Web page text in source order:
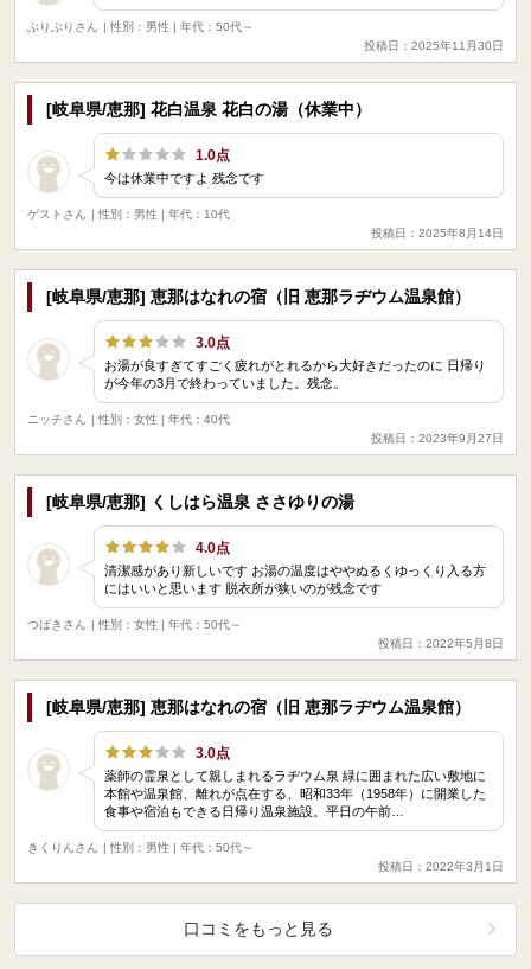
ぶりぶりさん
| 性別：男性 | 年代：50代～
投稿日：2025年11月30日
[岐阜県/恵那] 花白温泉 花白の湯（休業中）
1.0点
今は休業中ですよ 残念です
ゲストさん
| 性別：男性 | 年代：10代
投稿日：2025年8月14日
[岐阜県/恵那] 恵那はなれの宿（旧 恵那ラヂウム温泉館）
3.0点
お湯が良すぎてすごく疲れがとれるから大好きだったのに 日帰り
が今年の3月で終わっていました。残念。
ニッチさん
| 性別：女性 | 年代：40代
投稿日：2023年9月27日
[岐阜県/恵那] くしはら温泉 ささゆりの湯
4.0点
清潔感があり新しいです お湯の温度はややぬるくゆっくり入る方
にはいいと思います 脱衣所が狭いのが残念です
つばきさん
| 性別：女性 | 年代：50代～
投稿日：2022年5月8日
[岐阜県/恵那] 恵那はなれの宿（旧 恵那ラヂウム温泉館）
3.0点
薬師の霊泉として親しまれるラヂウム泉 緑に囲まれた広い敷地に
本館や温泉館、離れが点在する、昭和33年（1958年）に開業した
食事や宿泊もできる日帰り温泉施設。平日の午前…
きくりんさん
| 性別：男性 | 年代：50代～
投稿日：2022年3月1日
口コミをもっと見る